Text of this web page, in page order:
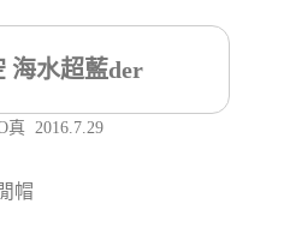
海水超藍der
真 2016.7.29
帽